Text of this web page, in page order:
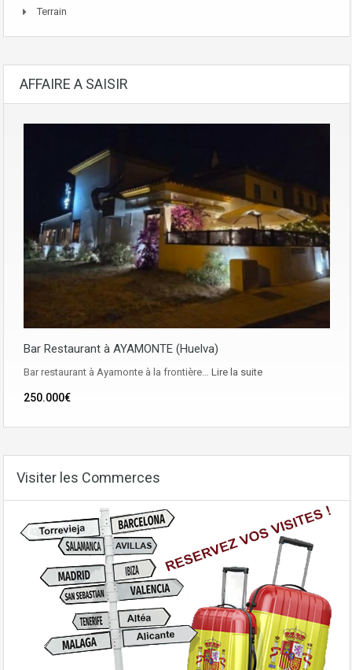
Terrain
AFFAIRE A SAISIR
Bar Restaurant à AYAMONTE (Huelva)
Bar restaurant à Ayamonte à la frontière… Lire la suite
250.000€
Visiter les Commerces